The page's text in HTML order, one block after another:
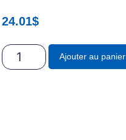
24.01$
Ajouter au panier